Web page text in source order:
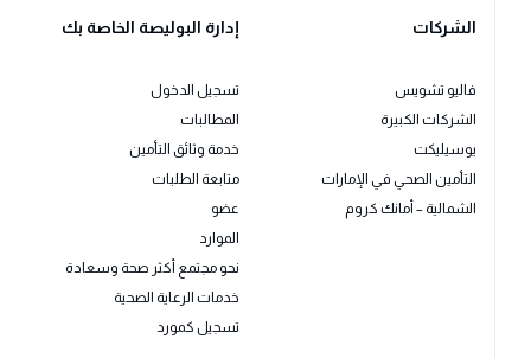
الشركات
فاليو تشويس
الشركات الكبيرة
يوسيليكت
التأمين الصحي في الإمارات
الشمالية – أمانك كروم
إدارة البوليصة الخاصة بك
تسجيل الدخول
المطالبات
خدمة وثائق التأمين
متابعة الطلبات
عضو
الموارد
نحو مجتمع أكثر صحة وسعادة
خدمات الرعاية الصحية
تسجيل كمورد